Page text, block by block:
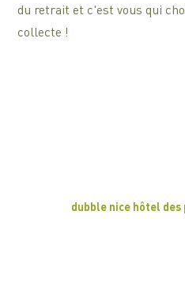
dubble nice hôtel des
du retrait et c'est vous qui
collecte !